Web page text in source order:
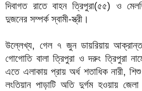
দিবাগত রাতে বাহন ত্রিপুরা(৫৫) ও
দুজনের সম্পর্ক স্বামী-স্ত্রী।
উল্লেখ্য, গেল ৭ জুন ডায়রিয়ায় আক্রান্ত
গোগোতি বালা ত্রিপুরা ও দরুং ত্রিপুরা
এতে এলাকায় প্রায় অর্ধ শতাধিক নারী,
লংতিয়ান পাড়াটি অতি দুর্গম হওয়ায়